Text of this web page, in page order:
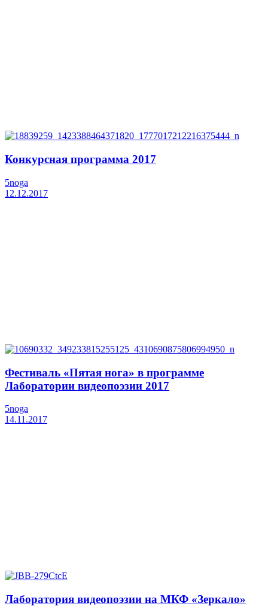
Конкурсная программа 2017
5noga
12.12.2017
Фестиваль «Пятая нога» в программе
Лаборатории видеопоэзии 2017
5noga
14.11.2017
Лаборатория видеопоэзии на МКФ «Зеркало»